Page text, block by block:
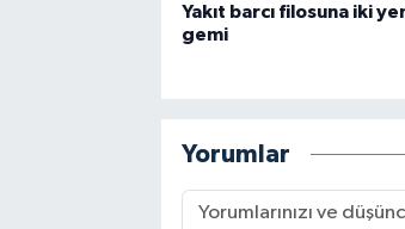
Yakıt barcı filosuna iki
gemi
Yorumlar